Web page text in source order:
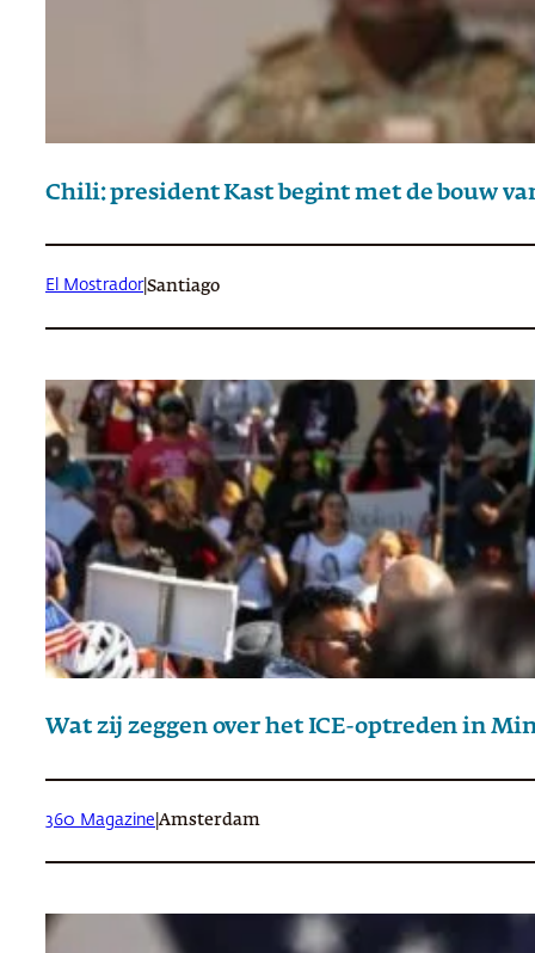
Chili: president Kast begint met de bouw
El Mostrador|Santiago
Wat zij zeggen over het ICE-optreden in
360 Magazine Amsterdam